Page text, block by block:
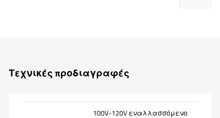
Τεχνικές προδιαγραφές
100V-120V εναλλασσόμενο